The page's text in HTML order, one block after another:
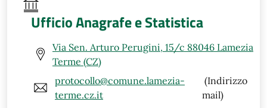
Ufficio Anagrafe e Statistica
Via Sen. Arturo Perugini, 15/c 88046 Lamezia
Terme (CZ)
protocollo@comune.lamezia-
terme.cz.it
(Indirizzo
mail)